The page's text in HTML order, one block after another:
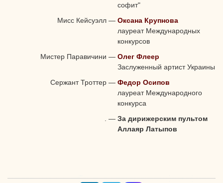
софит"
Мисс Кейсуэлл — Оксана Крупнова
лауреат Международных
конкурсов
Мистер Паравичини — Олег Флеер
Заслуженный артист Украины
Сержант Троттер — Федор Осипов
лауреат Международного
конкурса
— За дирижерским пультом
Аллаяр Латыпов